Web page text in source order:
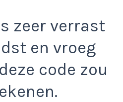
zeer verrast
en vroeg
code zou